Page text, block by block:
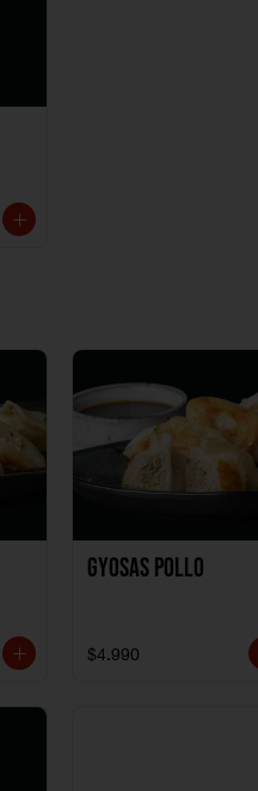
Gyosas Pollo
$4.990